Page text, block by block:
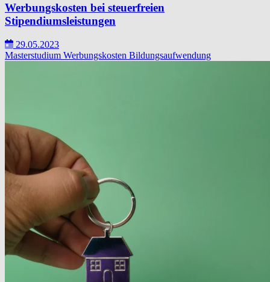
Werbungskosten bei steuerfreien
Stipendiumsleistungen
29.05.2023
Masterstudium Werbungskosten Bildungsaufwendung